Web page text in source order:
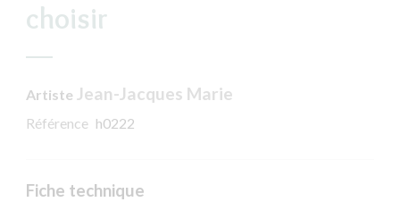
choisir
Artiste Jean-Jacques Marie
Référence h0222
Fiche technique